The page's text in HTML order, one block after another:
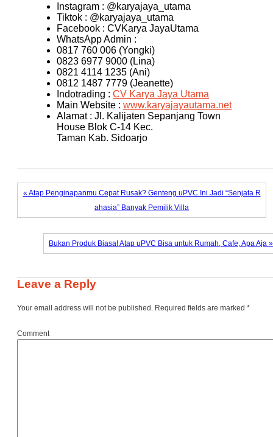
Instagram : @karyajaya_utama
Tiktok : @karyajaya_utama
Facebook : CVKarya JayaUtama
WhatsApp Admin :
0817 760 006 (Yongki)
0823 6977 9000 (Lina)
0821 4114 1235 (Ani)
0812 1487 7779 (Jeanette)
Indotrading : CV Karya Jaya Utama
Main Website : www.karyajayautama.net
Alamat : Jl. Kalijaten Sepanjang Town
House Blok C-14 Kec.
Taman Kab. Sidoarjo
« Atap Penginapanmu Cepat Rusak? Genteng uPVC Ini Jadi “Senjata R
ahasia” Banyak Pemilik Villa
Bukan Produk Biasa! Atap uPVC Bisa untuk Rumah, Cafe, Apa Aja »
Leave a Reply
Your email address will not be published. Required fields are marked *
Comment